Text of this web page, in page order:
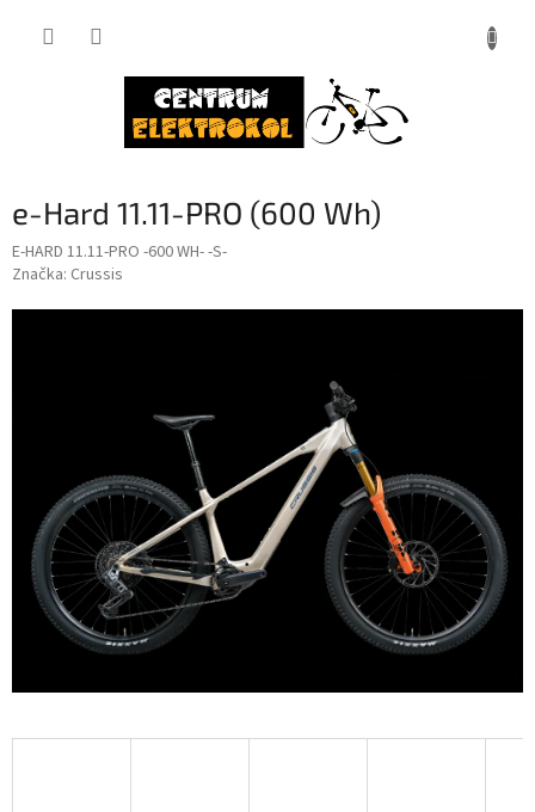
e-Hard 11.11-PRO (600 Wh)
E-HARD 11.11-PRO -600 WH- -S-
Značka: Crussis